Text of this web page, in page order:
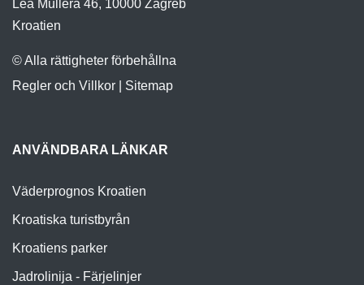
Lea Mullera 46, 10000 Zagreb
Kroatien
© Alla rättigheter förbehållna
Regler och Villkor
Sitemap
ANVÄNDBARA LÄNKAR
Väderprognos Kroatien
Kroatiska turistbyrån
Kroatiens parker
Jadrolinija - Färjelinjer